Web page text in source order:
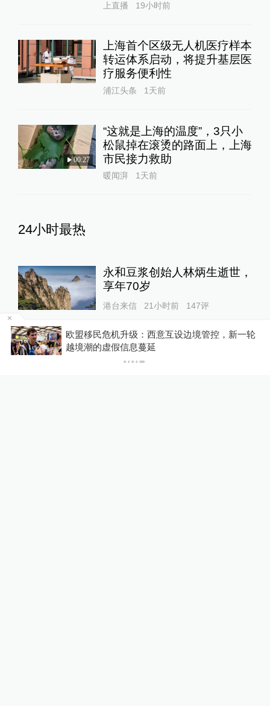
上直播 19小时前
上海首个区级无人机医疗样本
转运体系启动，将提升基层医
疗服务便利性
浦江头条 1天前
00:27
“这就是上海的温度”，3只小
松鼠掉在滚烫的路面上，上海
市民接力救助
暖闻湃 1天前
24小时最热
永和豆浆创始人林炳生逝世，
享年70岁
港台来信 21小时前 147评
新疆4A级及以上景区自驾服
务费均改为按车收费
你有权知道更多
下载澎湃新闻客户端
管控，新一轮